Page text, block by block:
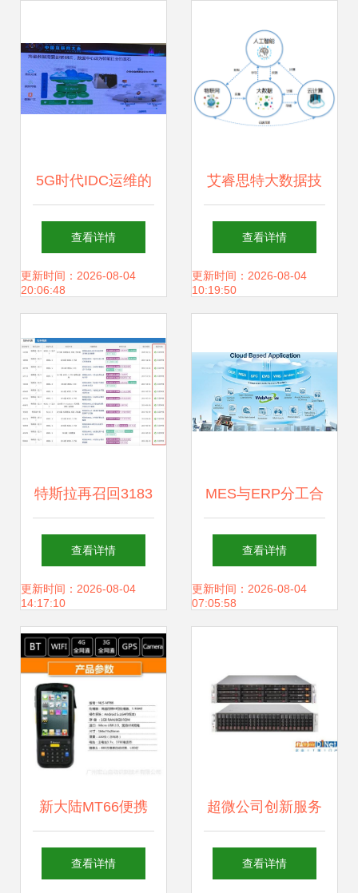
5G时代IDC运维的
转型之路 存储支持
服务的挑战与机遇
查看详情
更新时间：2026-08-04
20:06:48
艾睿思特大数据技
术培训 成就职场薪
贵岗位“数据处
查看详情
更新时间：2026-08-04
10:19:50
特斯拉再召回3183
辆，为何消费者依
然心怀疑虑？
查看详情
更新时间：2026-08-04
14:17:10
MES与ERP分工合
作 优化协同实现精
益高效
查看详情
更新时间：2026-08-04
07:05:58
新大陆MT66便携
式数据采集器评测
查看详情
超微公司创新服务
器设计 节省数据中
查看详情